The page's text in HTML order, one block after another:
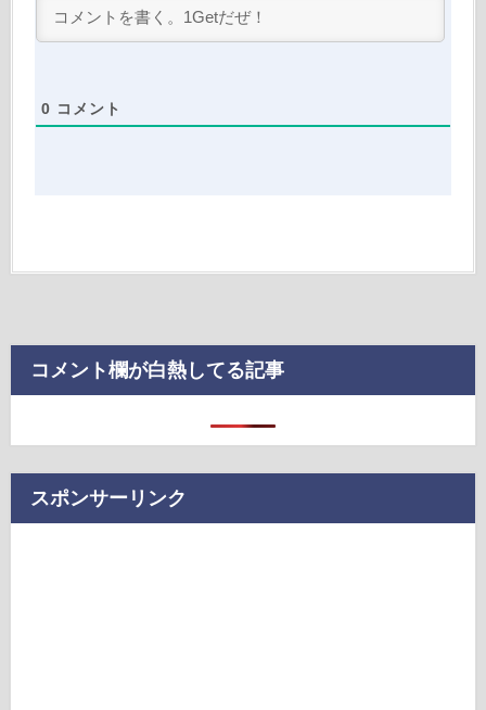
0 コメント
コメント欄が白熱してる記事
スポンサーリンク